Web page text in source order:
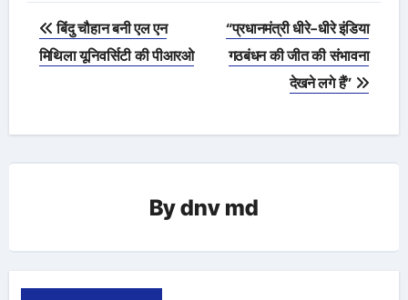
Post
navigation
बिंदु चौहान बनी एल एन
मिथिला यूनिवर्सिटी की पीआरओ
“प्रधानमंत्री धीरे-धीरे इंडिया
गठबंधन की जीत की संभावना
देखने लगे हैं”
Bydnv md